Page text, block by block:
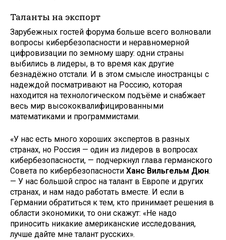
Таланты на экспорт
Зарубежных гостей форума больше всего волновали
вопросы кибербезопасности и неравномерной
цифровизации по земному шару: одни страны
выбились в лидеры, в то время как другие
безнадёжно отстали. И в этом смысле иностранцы с
надеждой посматривают на Россию, которая
находится на технологическом подъёме и снабжает
весь мир высококвалифицированными
математиками и программистами.
«У нас есть много хороших экспертов в разных
странах, но Россия — один из лидеров в вопросах
кибербезопасности, — подчеркнул глава германского
Совета по кибербезопасности Ханс Вильгельм Дюн.
— У нас большой спрос на талант в Европе и других
странах, и нам надо работать вместе. И если в
Германии обратиться к тем, кто принимает решения в
области экономики, то они скажут: «Не надо
приносить никакие американские исследования,
лучше дайте мне талант русских».